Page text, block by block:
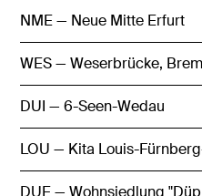
NME — Neue Mitte Erfurt
WES — Weserbrücke,
DUI — 6-Seen-Wedau
LOU — Kita Louis-
DUE — Wohnsiedlung